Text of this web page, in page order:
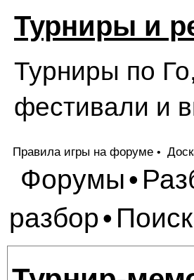
Турниры и
Турниры по
фестивали и
Правила игры на форуме •
Форумы•
разбор•